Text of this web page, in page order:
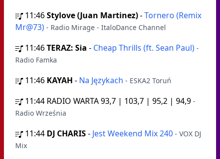
11:46Stylove (Juan Martinez)-Tornero (Remix
Mr@73) - Radio Mirage - ItaloDance Channel
11:46TERAZ: Sia - Cheap Thrills (ft. Sean Paul) -
Radio Famka
11:46 KAYAH - Na Językach - ESKA2 Toruń
11:44 RADIO WARTA 93,7 | 103,7 | 95,2 | 94,9 -
Radio Września
11:44 DJ CHARIS- Jest Weekend Mix 240 - VOX DJ
Mix